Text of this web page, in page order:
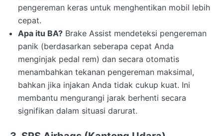
pengereman keras untuk menghentikan mobil lebih
cepat.
Apa itu BA? Brake Assist mendeteksi pengereman
panik (berdasarkan seberapa cepat Anda
menginjak pedal rem) dan secara otomatis
menambahkan tekanan pengereman maksimal,
bahkan jika injakan Anda tidak cukup kuat. Ini
membantu mengurangi jarak berhenti secara
signifikan dalam situasi darurat.